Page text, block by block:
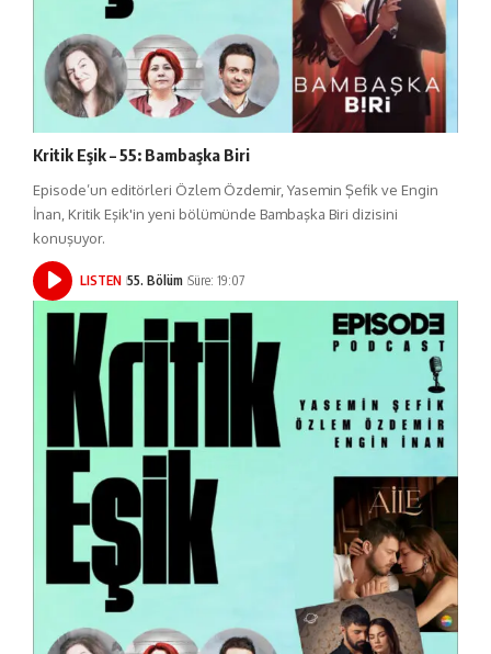
Kritik Eşik – 55: Bambaşka Biri
Episode’un editörleri Özlem Özdemir, Yasemin Şefik ve Engin
İnan, Kritik Eşik'in yeni bölümünde Bambaşka Biri dizisini
konuşuyor.
LISTEN 55. Bölüm Süre: 19:07